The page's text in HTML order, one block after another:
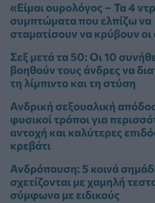
«Είμαι ουρολόγος – Τα 4
συμπτώματα που ελπίζω να
σταματίσουν να κρύβουν
Σεξ μετά τα 50: Οι 10
βοηθούν τους άνδρες να
τη λίμπιντο και τη στύση
Ανδρική σεξουαλική
φυσικοί τρόποι για
αντοχή και καλύτερες
κρεβάτι
Ανδρόπαυση: 5 κοινά
σχετίζονται με χαμηλή
σύμφωνα με ειδικούς